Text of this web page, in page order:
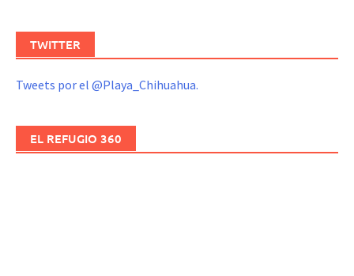
TWITTER
Tweets por el @Playa_Chihuahua.
EL REFUGIO 360